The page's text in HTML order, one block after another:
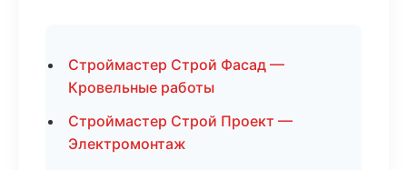
Строймастер Строй Фасад —
Кровельные работы
Строймастер Строй Проект —
Электромонтаж